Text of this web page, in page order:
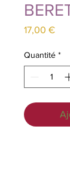
17,00 €Prix
Quantité *